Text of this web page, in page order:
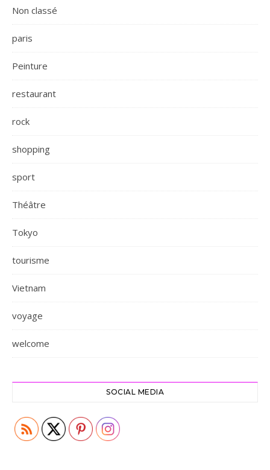
Non classé
paris
Peinture
restaurant
rock
shopping
sport
Théâtre
Tokyo
tourisme
Vietnam
voyage
welcome
SOCIAL MEDIA